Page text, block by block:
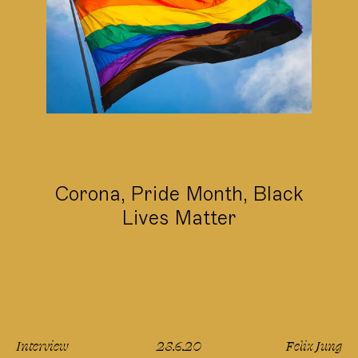
Corona, Pride Month, Black
Lives Matter
Interview 28.6.20 Felix Jung